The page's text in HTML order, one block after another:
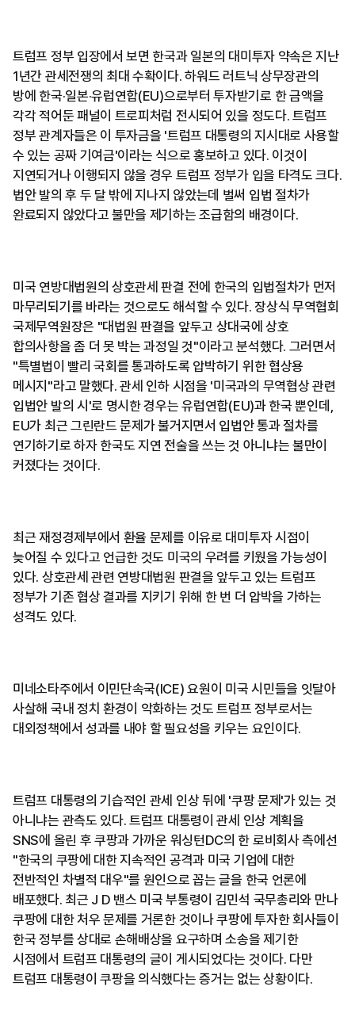
트럼프 정부 입장에서 보면 한국과 일본의 대미투자 약속은 지난
1년간 관세전쟁의 최대 수확이다. 하워드 러트닉 상무장관의
방에 한국·일본·유럽연합(EU)으로부터 투자받기로 한 금액을
각각 적어둔 패널이 트로피처럼 전시되어 있을 정도다. 트럼프
정부 관계자들은 이 투자금을 '트럼프 대통령의 지시대로 사용할
수 있는 공짜 기여금'이라는 식으로 홍보하고 있다. 이것이
지연되거나 이행되지 않을 경우 트럼프 정부가 입을 타격도 크다.
법안 발의 후 두 달 밖에 지나지 않았는데 벌써 입법 절차가
완료되지 않았다고 불만을 제기하는 조급함의 배경이다.
미국 연방대법원의 상호관세 판결 전에 한국의 입법절차가 먼저
마무리되기를 바라는 것으로도 해석할 수 있다. 장상식 무역협회
국제무역원장은 "대법원 판결을 앞두고 상대국에 상호
합의사항을 좀 더 못 박는 과정일 것"이라고 분석했다. 그러면서
"특별법이 빨리 국회를 통과하도록 압박하기 위한 협상용
메시지"라고 말했다. 관세 인하 시점을 '미국과의 무역협상 관련
입법안 발의 시'로 명시한 경우는 유럽연합(EU)과 한국 뿐인데,
EU가 최근 그린란드 문제가 불거지면서 입법안 통과 절차를
연기하기로 하자 한국도 지연 전술을 쓰는 것 아니냐는 불만이
커졌다는 것이다.
최근 재정경제부에서 환율 문제를 이유로 대미투자 시점이
늦어질 수 있다고 언급한 것도 미국의 우려를 키웠을 가능성이
있다. 상호관세 관련 연방대법원 판결을 앞두고 있는 트럼프
정부가 기존 협상 결과를 지키기 위해 한 번 더 압박을 가하는
성격도 있다.
미네소타주에서 이민단속국(ICE) 요원이 미국 시민들을 잇달아
사살해 국내 정치 환경이 악화하는 것도 트럼프 정부로서는
대외정책에서 성과를 내야 할 필요성을 키우는 요인이다.
트럼프 대통령의 기습적인 관세 인상 뒤에 '쿠팡 문제'가 있는 것
아니냐는 관측도 있다. 트럼프 대통령이 관세 인상 계획을
SNS에 올린 후 쿠팡과 가까운 워싱턴DC의 한 로비회사 측에선
"한국의 쿠팡에 대한 지속적인 공격과 미국 기업에 대한
전반적인 차별적 대우"를 원인으로 꼽는 글을 한국 언론에
배포했다. 최근 J D 밴스 미국 부통령이 김민석 국무총리와 만나
쿠팡에 대한 처우 문제를 거론한 것이나 쿠팡에 투자한 회사들이
한국 정부를 상대로 손해배상을 요구하며 소송을 제기한
시점에서 트럼프 대통령의 글이 게시되었다는 것이다. 다만
트럼프 대통령이 쿠팡을 의식했다는 증거는 없는 상황이다.